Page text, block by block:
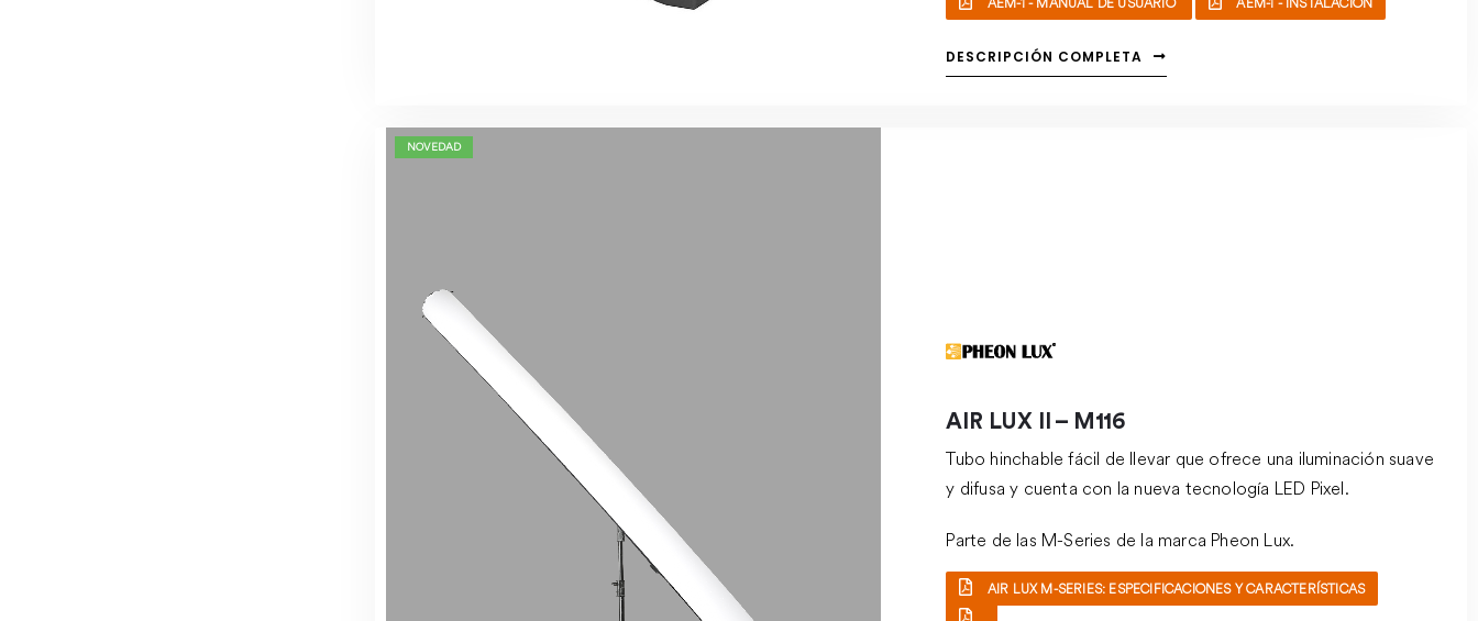
DESCRIPCIÓN COMPLETA
NOVEDAD
AIR LUX II – M116
Tubo hinchable fácil de llevar que ofrece una iluminación suave
y difusa y cuenta con la nueva tecnología LED Pixel.
Parte de las M-Series de la marca Pheon Lux.
AIR LUX M-SERIES: ESPECIFICACIONES Y CARACTERÍSTICAS